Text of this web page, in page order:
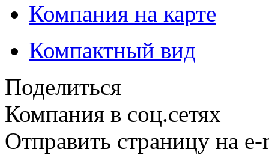
Компания на карте
Компактный вид
Поделиться
Компания в соц.сетях
Отправить страницу на